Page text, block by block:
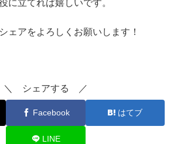
に立てれば嬉しいです。
ェアをよろしくお願いします！
＼ シェアする ／
Facebook はてブ
LINE